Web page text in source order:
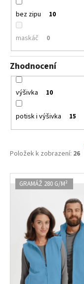
bez zipu 10
maskáč 0
Zhodnocení
výšivka 10
potisk i výšivka 15
Položek k zobrazení: 26
V
ý GRAMÁŽ 280 G/M²